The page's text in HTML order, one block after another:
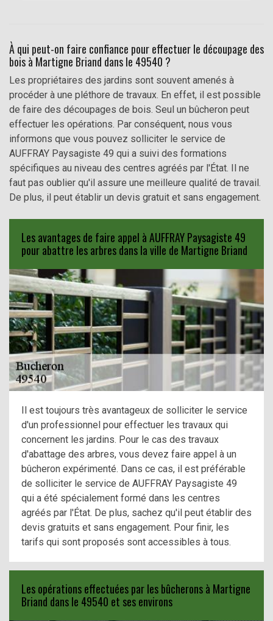
À qui peut-on faire confiance pour effectuer le découpage des
bois à Martigne Briand dans le 49540 ?
Les propriétaires des jardins sont souvent amenés à
procéder à une pléthore de travaux. En effet, il est possible
de faire des découpages de bois. Seul un bûcheron peut
effectuer les opérations. Par conséquent, nous vous
informons que vous pouvez solliciter le service de
AUFFRAY Paysagiste 49 qui a suivi des formations
spécifiques au niveau des centres agréés par l'État. Il ne
faut pas oublier qu'il assure une meilleure qualité de travail.
De plus, il peut établir un devis gratuit et sans engagement.
Les avantages de faire appel à AUFFRAY Paysagiste 49
pour abattre les arbres dans la ville de Martigne Briand
Il est toujours très avantageux de solliciter le service
d'un professionnel pour effectuer les travaux qui
concernent les jardins. Pour le cas des travaux
d'abattage des arbres, vous devez faire appel à un
bûcheron expérimenté. Dans ce cas, il est préférable
de solliciter le service de AUFFRAY Paysagiste 49
qui a été spécialement formé dans les centres
agréés par l'État. De plus, sachez qu'il peut établir des
devis gratuits et sans engagement. Pour finir, les
tarifs qui sont proposés sont accessibles à tous.
Les opérations effectuées par les bûcherons à Martigne
Briand dans le 49540 et ses environs